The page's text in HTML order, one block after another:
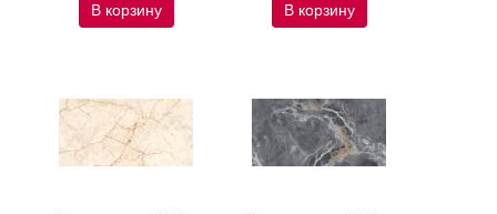
В корзину В корзину